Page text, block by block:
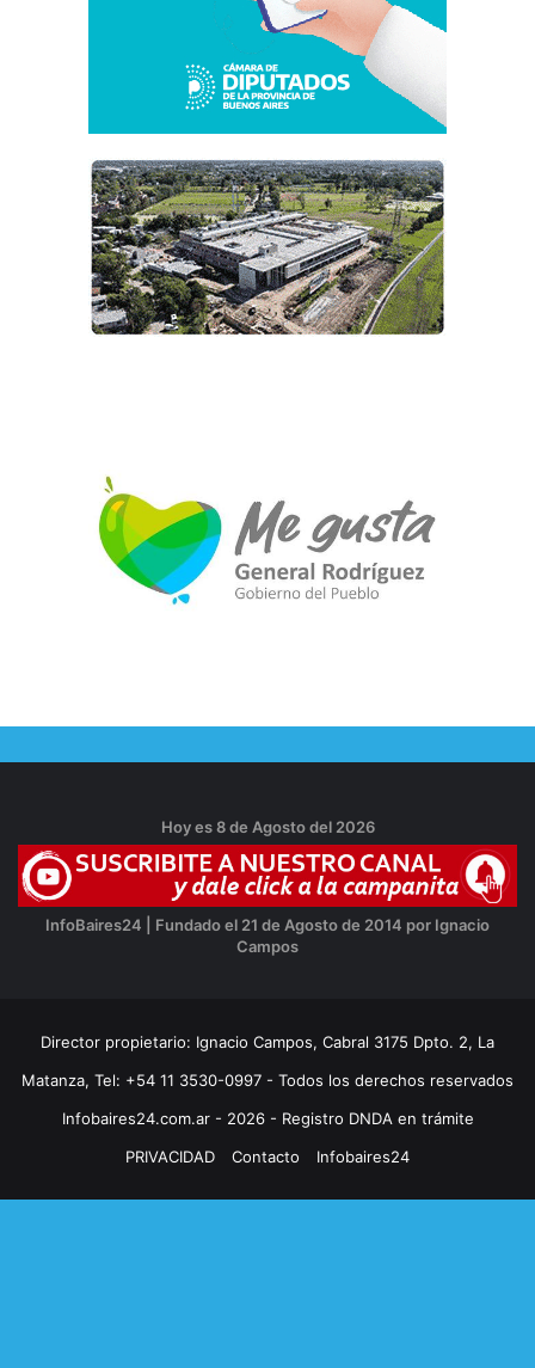
Hoy es 8 de Agosto del 2026
InfoBaires24 | Fundado el 21 de Agosto de 2014 por Ignacio
Campos
Director propietario: Ignacio Campos, Cabral 3175 Dpto. 2, La
Matanza, Tel: +54 11 3530-0997 - Todos los derechos reservados
Infobaires24.com.ar - 2026 - Registro DNDA en trámite
PRIVACIDAD
Contacto Infobaires24